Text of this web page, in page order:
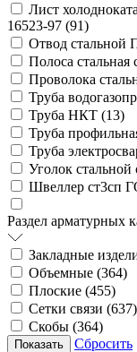
Лист
16523-97 (91)
Отвод стальной
Полоса
Проволока
Труба
Труба НКТ (13)
Труба
Труба
Уголок
Швеллер ст3сп
Раздел арматурных
Закладные
Объемные (364)
Плоские (455)
Сетки связи (637)
Скобы (364)
Сбросить